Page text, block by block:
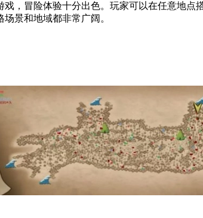
，冒险体验十分出色。玩家可以在任意地
景和地域都非常广阔。